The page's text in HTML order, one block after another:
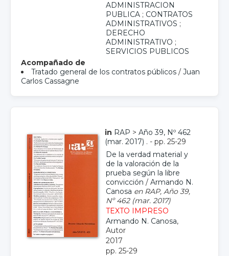
ADMINISTRACION
PUBLICA ; CONTRATOS
ADMINISTRATIVOS ;
DERECHO
ADMINISTRATIVO ;
SERVICIOS PUBLICOS
Acompañado de
Tratado general de los contratos públicos / Juan
Carlos Cassagne
in RAP > Año 39, Nº 462
(mar. 2017) . - pp. 25-29
De la verdad material y
de la valoración de la
prueba según la libre
convicción / Armando N.
Canosa en RAP, Año 39,
Nº 462 (mar. 2017)
TEXTO IMPRESO
Armando N. Canosa,
Autor
2017
pp. 25-29